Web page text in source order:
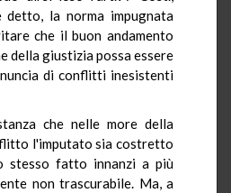
detto, la norma impugnata
che il buon andamento
della giustizia possa essere
di conflitti inesistenti
che nelle more della
l'imputato sia costretto
stesso fatto innanzi a più
non trascurabile. Ma, a